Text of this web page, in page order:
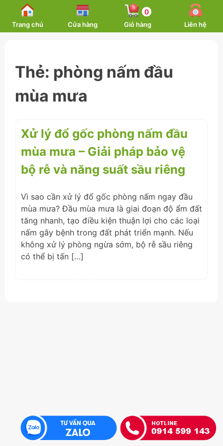
content
Trang chủ Cửa hàng
0
Giỏ hàng Liên hệ
Thẻ: phòng nấm đầu
mùa mưa
Xử lý đổ gốc phòng nấm đầu
mùa mưa – Giải pháp bảo vệ
bộ rễ và năng suất sầu riêng
Vì sao cần xử lý đổ gốc phòng nấm ngay đầu
mùa mưa? Đầu mùa mưa là giai đoạn độ ẩm đất
tăng nhanh, tạo điều kiện thuận lợi cho các loại
nấm gây bệnh trong đất phát triển mạnh. Nếu
không xử lý phòng ngừa sớm, bộ rễ sầu riêng
có thể bị tấn […]